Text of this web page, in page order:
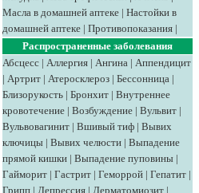
Масла в домашней аптеке | Настойки в
домашней аптеке | Противопоказания |
Распространенные заболевания
Абсцесс | Аллергия | Ангина | Аппендицит
| Артрит | Атеросклероз | Бессонница |
Близорукость | Бронхит | Внутреннее
кровотечение | Возбуждение | Вульвит |
Вульвовагинит | Вшивый тиф | Вывих
ключицы | Вывих челюсти | Выпадение
прямой кишки | Выпадение пуповины |
Гайморит | Гастрит | Геморрой | Гепатит |
Грипп | Депрессия | Дерматомиозит |